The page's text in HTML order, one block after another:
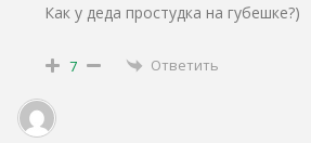
Как у деда простудка на губешке?)
7 Ответить